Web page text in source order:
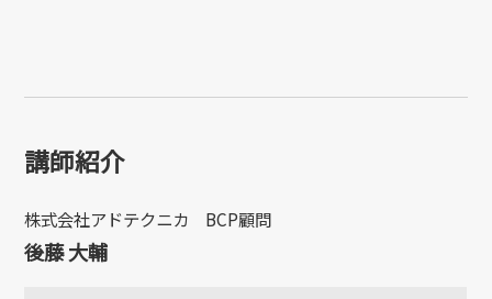
講師紹介
株式会社アドテクニカ BCP顧問
後藤 大輔